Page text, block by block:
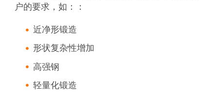
户的要求，如：：
近净形锻造
形状复杂性增加
高强钢
轻量化锻造